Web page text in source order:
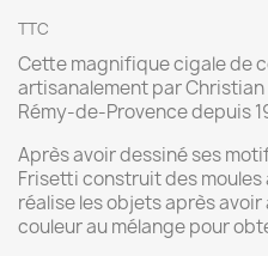
TTC
Cette magnifique cigale de
artisanalement par
Rémy-de-Provence depuis
Après avoir dessiné ses
Frisetti construit des moules
réalise les objets après
couleur au mélange pour